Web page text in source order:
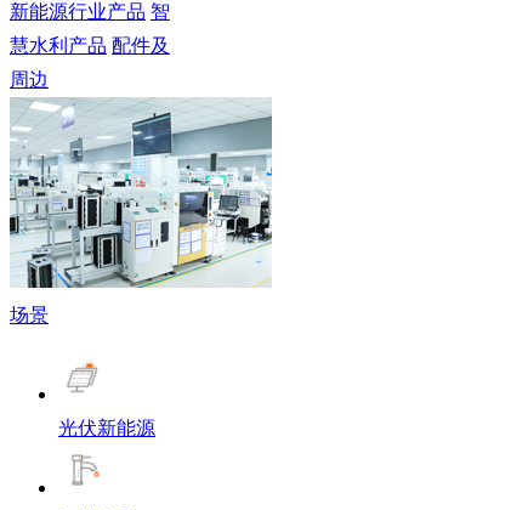
新能源行业产品 智
慧水利产品 配件及
周边
场景
光伏新能源